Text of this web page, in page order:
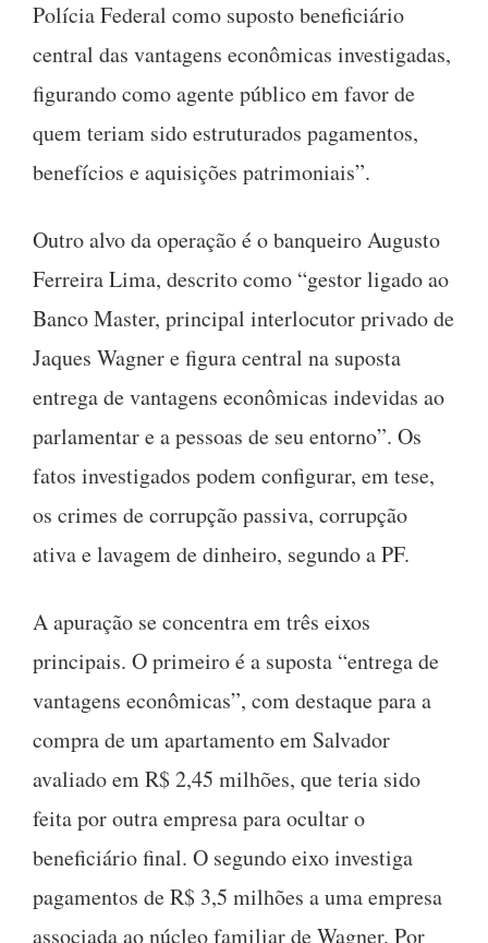
Polícia Federal como suposto beneficiário
central das vantagens econômicas investigadas,
figurando como agente público em favor de
quem teriam sido estruturados pagamentos,
benefícios e aquisições patrimoniais”.
Outro alvo da operação é o banqueiro Augusto
Ferreira Lima, descrito como “gestor ligado ao
Banco Master, principal interlocutor privado de
Jaques Wagner e figura central na suposta
entrega de vantagens econômicas indevidas ao
parlamentar e a pessoas de seu entorno”. Os
fatos investigados podem configurar, em tese,
os crimes de corrupção passiva, corrupção
ativa e lavagem de dinheiro, segundo a PF.
A apuração se concentra em três eixos
principais. O primeiro é a suposta “entrega de
vantagens econômicas”, com destaque para a
compra de um apartamento em Salvador
avaliado em R$ 2,45 milhões, que teria sido
feita por outra empresa para ocultar o
beneficiário final. O segundo eixo investiga
pagamentos de R$ 3,5 milhões a uma empresa
associada ao núcleo familiar de Wagner. Por